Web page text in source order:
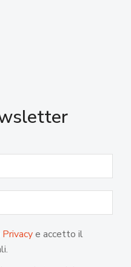
e accetto il